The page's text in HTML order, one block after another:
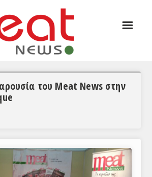
☰
του Meat News στην